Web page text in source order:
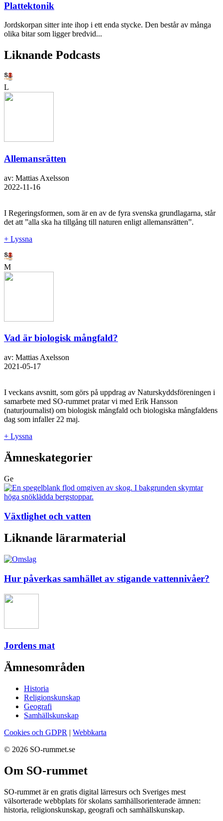
Plattektonik
Jordskorpan sitter inte ihop i ett enda stycke. Den består av många
olika bitar som ligger bredvid...
Liknande Podcasts
L
Allemansrätten
av: Mattias Axelsson
2022-11-16
I Regeringsformen, som är en av de fyra svenska grundlagarna, står
det att ”alla ska ha tillgång till naturen enligt allemansrätten”.
+ Lyssna
M
Vad är biologisk mångfald?
av: Mattias Axelsson
2021-05-17
I veckans avsnitt, som görs på uppdrag av Naturskyddsföreningen i
samarbete med SO-rummet pratar vi med Erik Hansson
(naturjournalist) om biologisk mångfald och biologiska mångfaldens
dag som infaller 22 maj.
+ Lyssna
Ämneskategorier
Ge
Växtlighet och vatten
Liknande lärarmaterial
Hur påverkas samhället av stigande vattennivåer?
Jordens mat
Ämnesområden
Historia
Religionskunskap
Geografi
Samhällskunskap
Cookies och GDPR | Webbkarta
© 2026 SO-rummet.se
Om SO-rummet
SO-rummet är en gratis digital lärresurs och Sveriges mest
välsorterade webbplats för skolans samhällsorienterade ämnen:
historia, religionskunskap, geografi och samhällskunskap.